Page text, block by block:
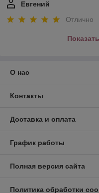
Евгений
Отлично
О нас
Контакты
Доставка и оплата
График работы
Полная версия сайта
Политика обработки